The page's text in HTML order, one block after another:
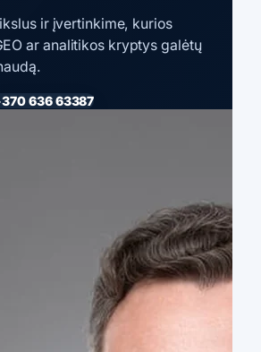
ir įvertinkime, kurios
ar analitikos kryptys galėtų
636 63387